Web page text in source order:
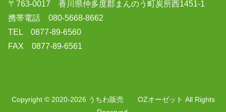
〒763-0017 香川県仲多度郡まんのう町炭所西1451-1
携帯電話 080-5668-8662
TEL 0877-89-6560
FAX 0877-89-6561
Copyright © 2020-2026 うちわ販売 OZオーゼット All Rights